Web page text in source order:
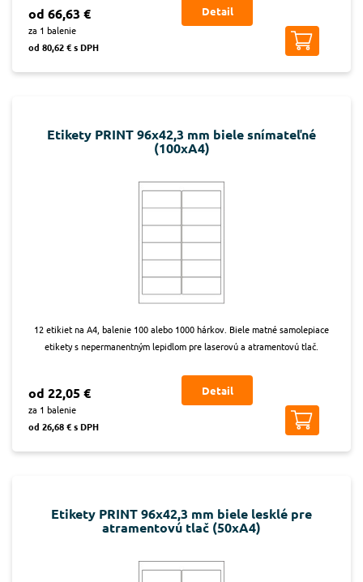
od 66,63 €
za 1 balenie
od 80,62 € s DPH
Detail
Etikety PRINT 96x42,3 mm biele snímateľné
(100xA4)
12 etikiet na A4, balenie 100 alebo 1000 hárkov. Biele matné samolepiace
etikety s nepermanentným lepidlom pre laserovú a atramentovú tlač.
od 22,05 €
za 1 balenie
od 26,68 € s DPH
Detail
Etikety PRINT 96x42,3 mm biele lesklé pre
atramentovú tlač (50xA4)